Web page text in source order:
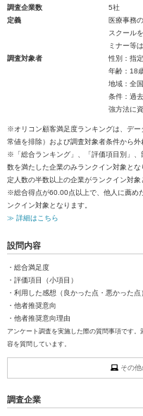
調査企業数
5社
定義
医療事務
スクール
ミナー等
調査対象者
性別：指
年齢：18
地域：全国
条件：過
強方法に
※オリコン顧客満足度ランキングは、デ
常値を排除）および調査対象者条件から
※「総合ランキング」、「評価項目別」
数を満たした企業のみランクイン対象と
定人数の半数以上の企業がランクイン対象
※総合得点が60.00点以上で、他人に薦め
ンクイン対象となります。
≫ 詳細はこちら
設問内容
・総合満足度
・評価項目（小項目）
・利用した感想（良かった点・悪かった点
・他者推奨意向
・他者推奨意向理由
アンケート調査を実施した際の質問事項です
容を質問しています。
その他
調査企業